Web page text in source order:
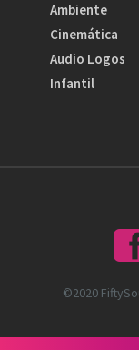
Ambiente
Cinemática
Audio Logos
Infantil
©2020